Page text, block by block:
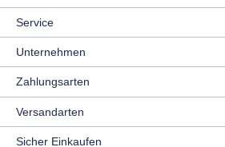
Service
Unternehmen
Zahlungsarten
Versandarten
Sicher Einkaufen